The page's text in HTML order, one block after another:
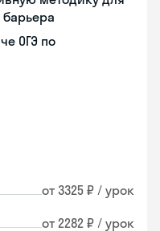
ОГЭ по
от 3325 ₽ / урок
от 2282 ₽ / урок